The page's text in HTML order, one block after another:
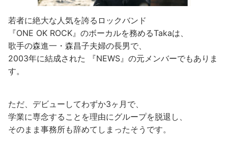
若者に絶大な人気を誇るロックバンド
『ONE OK ROCK』のボーカルを務めるTakaは、
歌手の森進一・森昌子夫婦の長男で、
2003年に結成された 『NEWS』の元メンバーでもありま
す。
ただ、デビューしてわずか3ヶ月で、
学業に専念することを理由にグループを脱退し、
そのまま事務所も辞めてしまったそうです。